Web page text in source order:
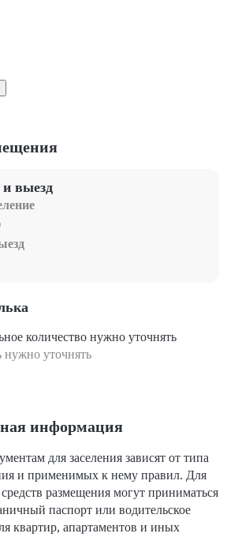
и выезд
количество нужно уточнять
нужно уточнять
информация
и применимых к нему правил. Для
размещения могут приниматься
паспорт или водительское
квартир, апартаментов и иных